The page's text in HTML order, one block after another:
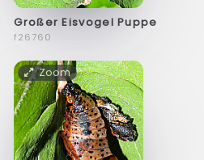
Großer Eisvogel Puppe
f26760
Zoom